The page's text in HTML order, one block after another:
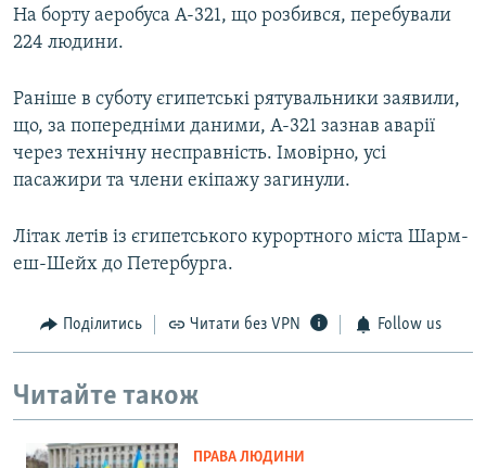
На борту аеробуса А-321, що розбився, перебували
224 людини.
Раніше в суботу єгипетські рятувальники заявили,
що, за попередніми даними, А-321 зазнав аварії
через технічну несправність. Імовірно, усі
пасажири та члени екіпажу загинули.
Літак летів із єгипетського курортного міста Шарм-
еш-Шейх до Петербурга.
Поділитись Читати без VPN Follow us
Читайте також
ПРАВА ЛЮДИНИ